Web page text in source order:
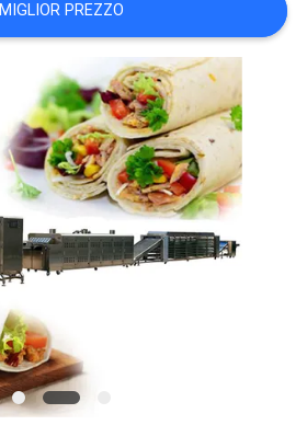
MIGLIOR PREZZO